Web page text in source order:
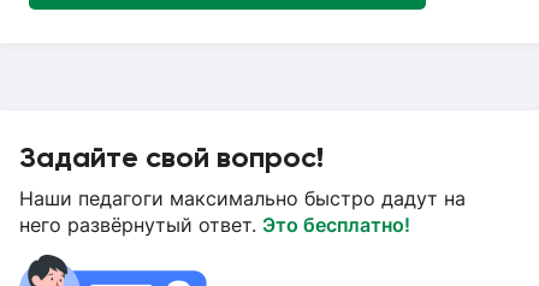
Задайте свой вопрос!
Наши педагоги максимально быстро дадут на
него развёрнутый ответ. Это бесплатно!